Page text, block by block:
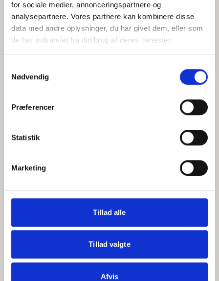
for sociale medier, annonceringspartnere og
analysepartnere. Vores partnere kan kombinere disse
data med andre oplysninger, du har givet dem, eller som
de har indsamlet fra din brug af deres tjenester.
Nødvendig
Præferencer
Statistik
Marketing
Tillad alle
Tillad valgte
Afvis
Jeg accepterer behandlingen af mine personoplysninger i
henhold tilprivatlivspolitikken
Hvem er CEPOS
Medarbejdere
ABCepos
Podcast